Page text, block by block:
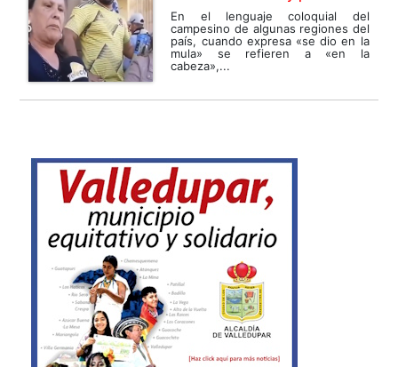
En el lenguaje coloquial del
campesino de algunas regiones del
país, cuando expresa «se dio en la
mula» se refieren a «en la
cabeza»,...